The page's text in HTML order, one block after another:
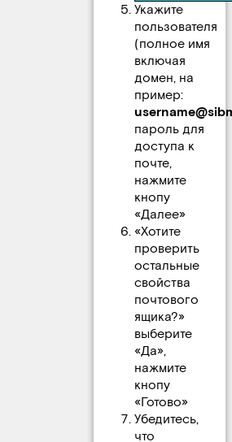
Укажите
пользователя
(полное имя
включая
домен, на
пример:
пароль для
доступа к
почте,
нажмите
кнопу
«Далее»
«Хотите
проверить
остальные
свойства
почтового
ящика?»
выберите
«Да»,
нажмите
кнопу
«Готово»
Убедитесь,
что